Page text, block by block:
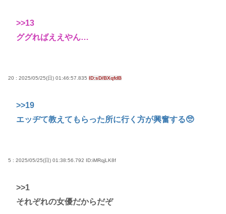
>>13
ググればええやん…
20 : 2025/05/25(日) 01:46:57.835 ID:sD/BXqfdB
>>19
エッヂて教えてもらった所に行く方が興奮する🥺
5 : 2025/05/25(日) 01:38:56.792 ID:iMRqjLK8f
>>1
それぞれの女優だからだぞ